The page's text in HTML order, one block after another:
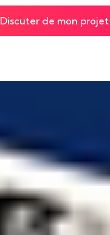
Discuter de mon projet